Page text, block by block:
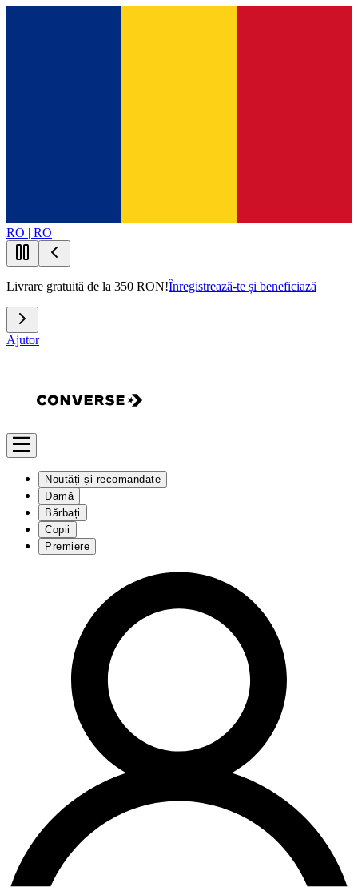
RO | RO
Livrare gratuită de la 350 RON!Înregistrează-te și beneficiază
Ajutor
Noutăți și recomandate
Damă
Bărbați
Copii
Premiere